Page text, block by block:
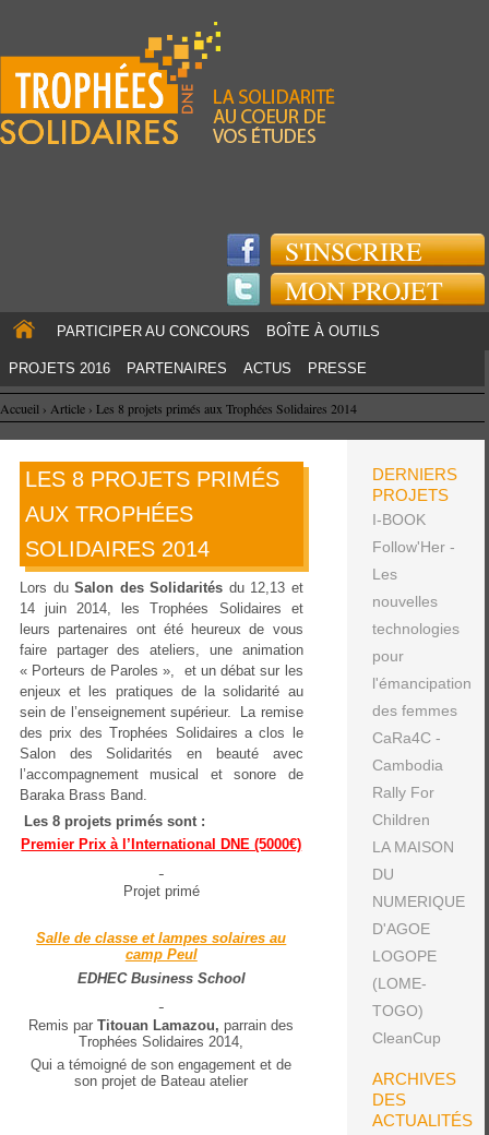
S'INSCRIRE
MON PROJET
PARTICIPER AU CONCOURS BOÎTE À OUTILS
PROJETS 2016 PARTENAIRES ACTUS PRESSE
Accueil › Article › Les 8 projets primés aux Trophées Solidaires 2014
LES 8 PROJETS PRIMÉS
AUX TROPHÉES
SOLIDAIRES 2014
Lors duSalon des Solidarités du 12,13 et
14 juin 2014, les Trophées Solidaires et
leurs partenaires ont été heureux de vous
faire partager des ateliers, une animation
« Porteurs de Paroles », et un débat sur les
enjeux et les pratiques de la solidarité au
sein de l’enseignement supérieur. La remise
des prix des Trophées Solidaires a clos le
Salon des Solidarités en beauté avec
l’accompagnement musical et sonore de
Baraka Brass Band.
Les 8 projets primés sont :
Premier Prix à l’International DNE (5000€)
Projet primé
Salle de classe et lampes solaires au
camp Peul
EDHEC Business School
Remis par Titouan Lamazou,parrain des
Trophées Solidaires 2014,
Qui a témoigné de son engagement et de
son projet de Bateau atelier
DERNIERS
PROJETS
I-BOOK
Follow'Her -
Les
nouvelles
technologies
pour
l'émancipation
des femmes
CaRa4C -
Cambodia
Rally For
Children
LA MAISON
DU
NUMERIQUE
D'AGOE
LOGOPE
(LOME-
TOGO)
CleanCup
ARCHIVES
DES
ACTUALITÉS